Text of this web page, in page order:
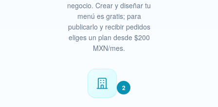
negocio. Crear y diseñar tu
menú es gratis; para
publicarlo y recibir pedidos
eliges un plan desde $200
MXN/mes.
2